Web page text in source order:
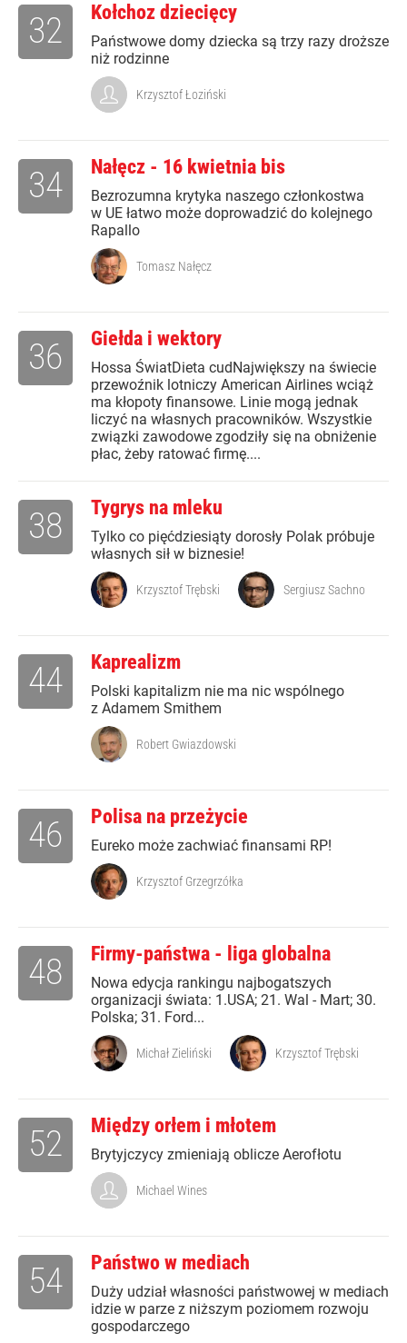
Kołchoz dziecięcy
Państwowe domy dziecka są trzy razy droższe
niż rodzinne
32
Krzysztof Łoziński
Nałęcz - 16 kwietnia bis
Bezrozumna krytyka naszego członkostwa
w UE łatwo może doprowadzić do kolejnego
Rapallo
34
Tomasz Nałęcz
Giełda i wektory
Hossa ŚwiatDieta cudNajwiększy na świecie
przewoźnik lotniczy American Airlines wciąż
ma kłopoty finansowe. Linie mogą jednak
liczyć na własnych pracowników. Wszystkie
związki zawodowe zgodziły się na obniżenie
płac, żeby ratować firmę....
36
Tygrys na mleku
Tylko co pięćdziesiąty dorosły Polak próbuje
własnych sił w biznesie!
38
Krzysztof Trębski Sergiusz Sachno
Kaprealizm
Polski kapitalizm nie ma nic wspólnego
z Adamem Smithem
44
Robert Gwiazdowski
Polisa na przeżycie
Eureko może zachwiać finansami RP!
46
Krzysztof Grzegrzółka
Firmy-państwa - liga globalna
Nowa edycja rankingu najbogatszych
organizacji świata: 1.USA; 21. Wal - Mart; 30.
Polska; 31. Ford...
48
Michał Zieliński Krzysztof Trębski
Między orłem i młotem
Brytyjczycy zmieniają oblicze Aerofłotu
52
Michael Wines
Państwo w mediach
Duży udział własności państwowej w mediach
idzie w parze z niższym poziomem rozwoju
gospodarczego
54